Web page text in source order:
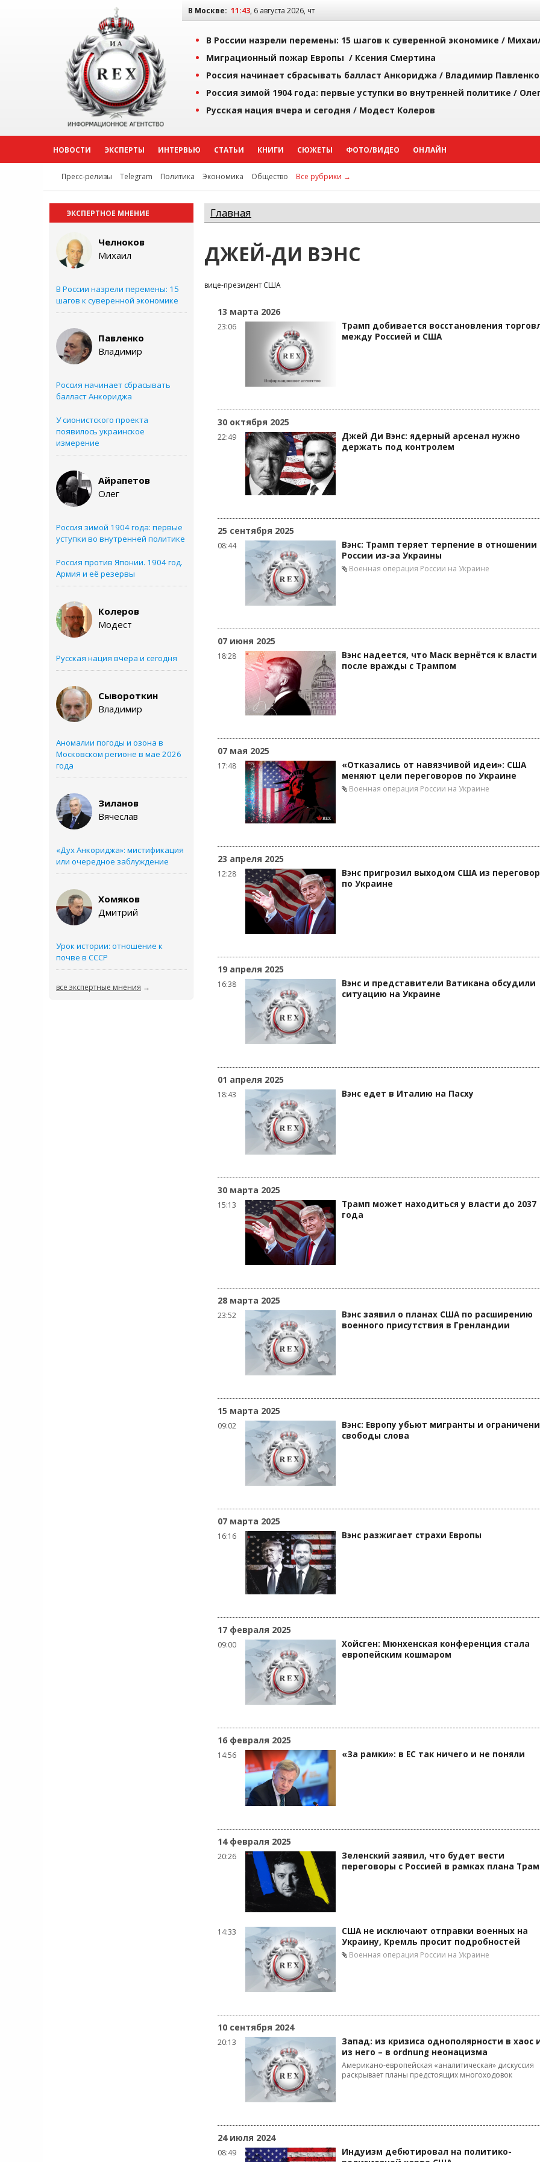
В Москве: 11:43, 6 августа 2026, чт
В России назрели перемены: 15 шагов к суверенной экономике /
Миграционный пожар Европы / Ксения Смертина
Россия начинает сбрасывать балласт Анкориджа / Владимир Павленко
Россия зимой 1904 года: первые уступки во внутренней политике /
Русская нация вчера и сегодня / Модест Колеров
НОВОСТИ ЭКСПЕРТЫ ИНТЕРВЬЮ СТАТЬИ КНИГИ СЮЖЕТЫ ФОТО/ВИДЕО ОНЛАЙН
Пресс-релизы Telegram Политика Экономика Общество Все рубрики →
ЭКСПЕРТНОЕ МНЕНИЕ
Челноков
Михаил
В России назрели перемены: 15
шагов к суверенной экономике
Павленко
Владимир
Россия начинает сбрасывать
балласт Анкориджа
У сионистского проекта
появилось украинское
измерение
Айрапетов
Олег
Россия зимой 1904 года: первые
уступки во внутренней политике
Россия против Японии. 1904 год.
Армия и её резервы
Колеров
Модест
Русская нация вчера и сегодня
Сывороткин
Владимир
Аномалии погоды и озона в
Московском регионе в мае 2026
года
Зиланов
Вячеслав
«Дух Анкориджа»: мистификация
или очередное заблуждение
Хомяков
Дмитрий
Урок истории: отношение к
почве в СССР
все экспертные мнения →
Главная
ДЖЕЙ-ДИ ВЭНС
вице-президент США
13 марта 2026
23:06
Трамп добивается восстановления
между Россией и США
30 октября 2025
22:49
Джей Ди Вэнс: ядерный арсенал нужно
держать под контролем
25 сентября 2025
08:44
Вэнс: Трамп теряет терпение в отношении
России из-за Украины
Военная операция России на Украине
07 июня 2025
18:28
Вэнс надеется, что Маск вернётся к власти
после вражды с Трампом
07 мая 2025
17:48
«Отказались от навязчивой идеи»: США
меняют цели переговоров по Украине
Военная операция России на Украине
23 апреля 2025
12:28
Вэнс пригрозил выходом США из
по Украине
19 апреля 2025
16:38
Вэнс и представители Ватикана обсудили
ситуацию на Украине
01 апреля 2025
18:43 Вэнс едет в Италию на Пасху
30 марта 2025
15:13
Трамп может находиться у власти до 2037
года
28 марта 2025
23:52
Вэнс заявил о планах США по расширению
военного присутствия в Гренландии
15 марта 2025
09:02
Вэнс: Европу убьют мигранты и
свободы слова
07 марта 2025
16:16 Вэнс разжигает страхи Европы
17 февраля 2025
09:00
Хойсген: Мюнхенская конференция стала
европейским кошмаром
16 февраля 2025
14:56 «За рамки»: в ЕС так ничего и не поняли
14 февраля 2025
20:26
Зеленский заявил, что будет вести
переговоры с Россией в рамках плана
14:33
США не исключают отправки военных на
Украину, Кремль просит подробностей
Военная операция России на Украине
10 сентября 2024
20:13
Запад: из кризиса однополярности в хаос
из него – в ordnung неонацизма
Американо-европейская «аналитическая» дискуссия
раскрывает планы предстоящих многоходовок
24 июля 2024
08:49
Индуизм дебютировал на политико-